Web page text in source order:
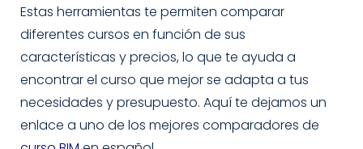
Estas herramientas te permiten comparar
diferentes cursos en función de sus
características y precios, lo que te ayuda a
encontrar el curso que mejor se adapta a tus
necesidades y presupuesto. Aquí te dejamos un
enlace a uno de los mejores comparadores de